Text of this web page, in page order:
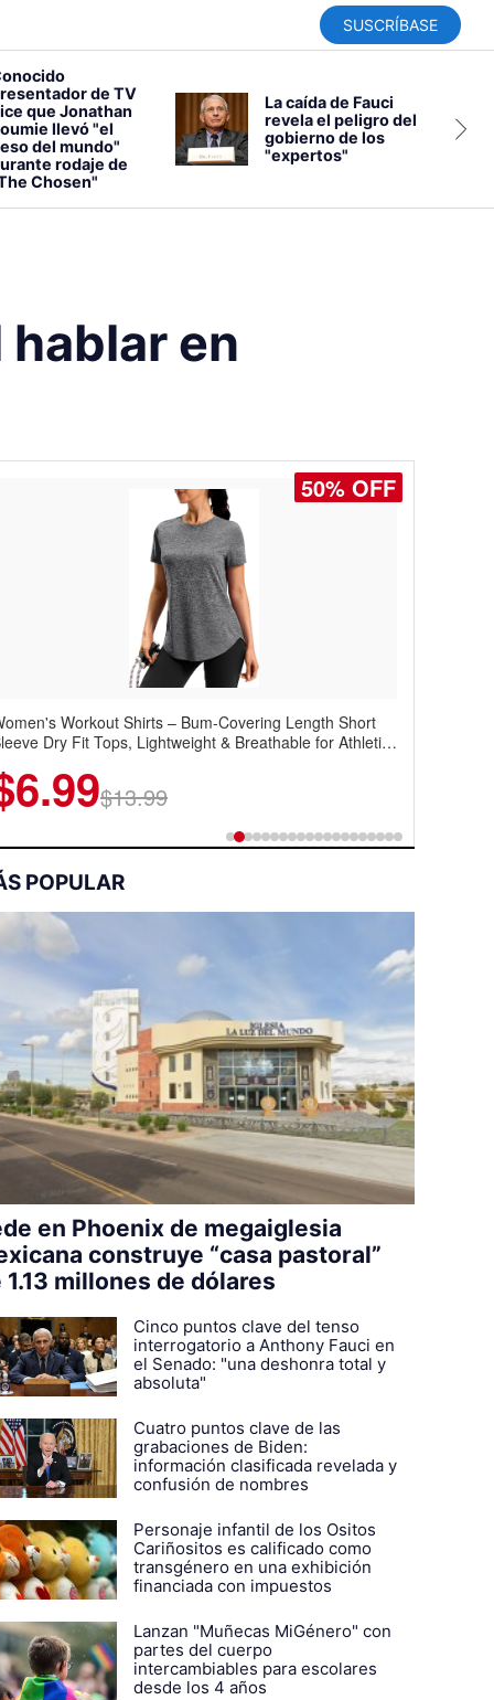
SUSCRÍBASE
de TV
que Jonathan
llevó "el
del mundo"
rodaje de
Chosen"
La caída de Fauci
revela el peligro del
gobierno de los
"expertos"
en
50% OFF
Workout Shirts – Bum-Covering Length Short
Dry Fit Tops, Lightweight & Breathable for Athletic,
$13.99
50% OFF
Men's Casual Dress Sneakers – Lightweight
Oxford Style with Breathable Knit Upper, Rubber
$44.99
POPULAR
en Phoenix de megaiglesia
construye “casa pastoral”
1.13 millones de dólares
Cinco puntos clave del tenso
interrogatorio a Anthony Fauci en
el Senado: "una deshonra total y
absoluta"
Cuatro puntos clave de las
grabaciones de Biden:
información clasificada revelada y
confusión de nombres
Personaje infantil de los Ositos
Cariñositos es calificado como
transgénero en una exhibición
financiada con impuestos
Lanzan "Muñecas MiGénero" con
partes del cuerpo
intercambiables para escolares
desde los 4 años